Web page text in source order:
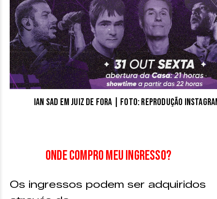
Ian Sad em Juiz de Fora | Foto: reprodução
Onde compro meu ingresso?
Os ingressos podem ser adquiridos